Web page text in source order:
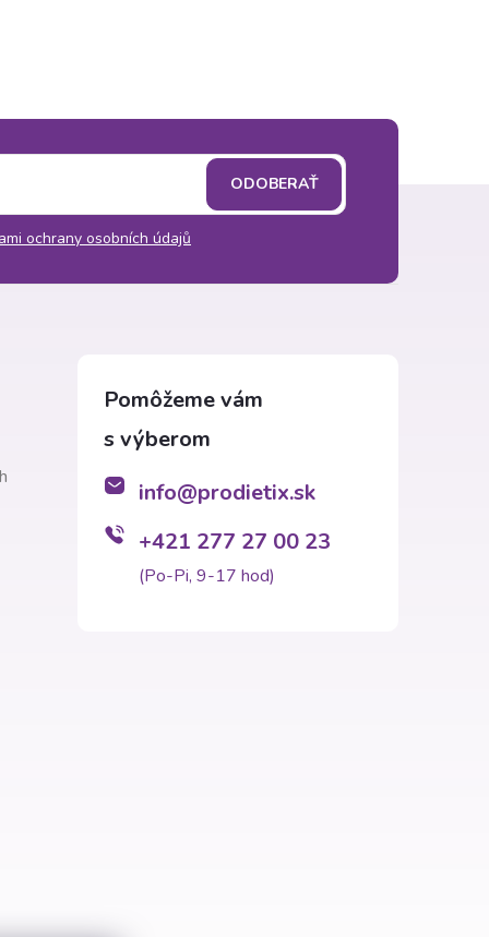
ochrany osobních údajů
ODOBERAŤ
info@prodietix.sk
+421 277 27 00 23
(Po-Pi, 9-17 hod)